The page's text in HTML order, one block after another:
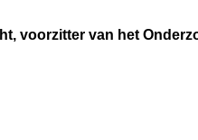
voorzitter van het